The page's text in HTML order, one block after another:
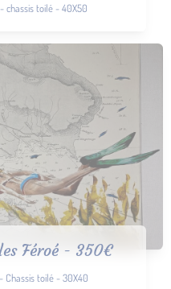
chassis toilé - 40X50
Féroé - 350€
Chassis toilé - 30X40